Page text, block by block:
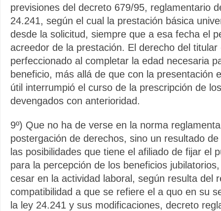
previsiones del decreto 679/95, reglamentario
24.241, según el cual la prestación básica
desde la solicitud, siempre que a esa fecha el
acreedor de la prestación. El derecho del titular
perfeccionado al completar la edad necesaria
beneficio, más allá de que con la presentación
útil interrumpió el curso de la prescripción de
devengados con anterioridad.
9º) Que no ha de verse en la norma
postergación de derechos, sino un resultado
las posibilidades que tiene el afiliado de fijar el
para la percepción de los beneficios
cesar en la actividad laboral, según resulta del
compatibilidad a que se refiere el a quo en su
la ley 24.241 y sus modificaciones, decreto